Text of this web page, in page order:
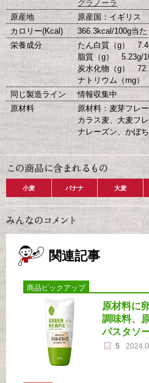
グラノーラ
原産地
原産国：イギリス
カロリー(Kcal)
366.3kcal/100g当た
栄養成分
たん白質（g）
脂質（g） 5.23g/
炭水化物（g）
ナトリウム（mg
同じ製造ライン
情報収集中
原材料
原材料：麦芽フレ
カラス麦、大麦フ
ナレーズン、かぼ
小麦 バナナ 大麦
関連記事
商品ピックアップ
原材料に
調味料、
パスタソ
5